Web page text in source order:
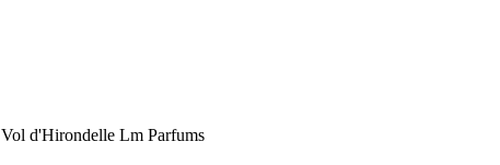
Vol d'Hirondelle Lm Parfums